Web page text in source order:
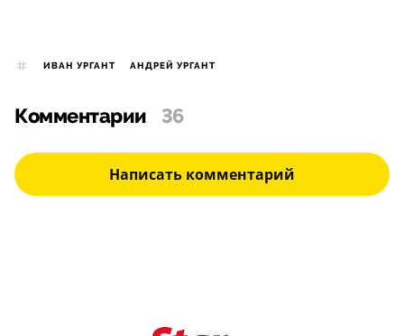
ИВАН УРГАНТ АНДРЕЙ УРГАНТ
Комментарии 36
Написать комментарий